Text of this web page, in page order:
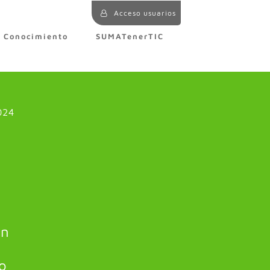
Acceso usuarios
Conocimiento SUMATenerTIC